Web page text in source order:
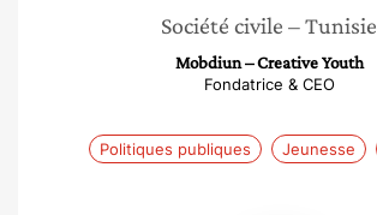
Société civile – Tunisie
Mobdiun – Creative Youth
Fondatrice & CEO
Politiques publiques Jeunesse